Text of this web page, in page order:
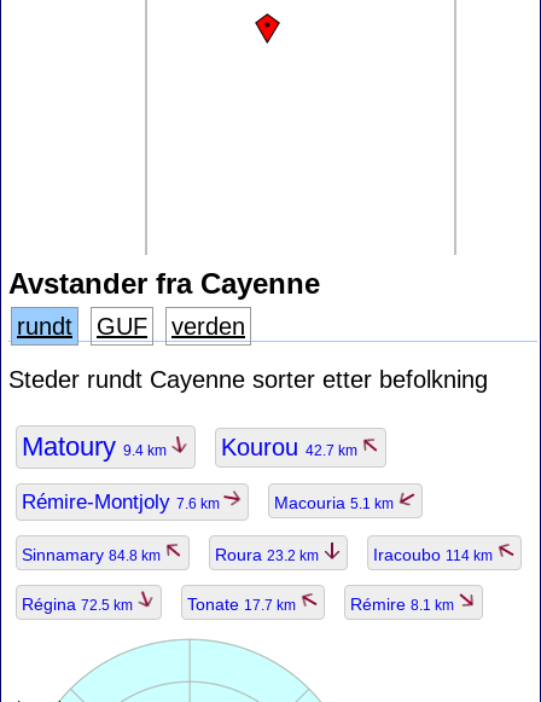
Avstander fra Cayenne
rundt GUF
verden
Steder rundt Cayenne sorter etter befolkning
Matoury 9.4 km Kourou 42.7 km
Rémire-Montjoly 7.6 km Macouria 5.1 km
Sinnamary 84.8 km Roura 23.2 km Iracoubo 114 km
Régina 72.5 km Tonate 17.7 km Rémire 8.1 km